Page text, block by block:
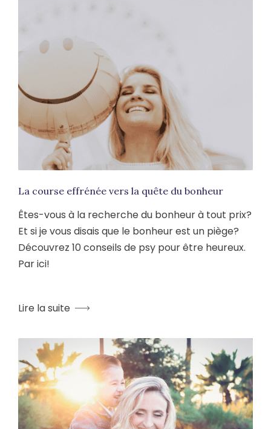
La course effrénée vers la quête du bonheur
Êtes-vous à la recherche du bonheur à tout prix?
Et si je vous disais que le bonheur est un piège?
Découvrez 10 conseils de psy pour être heureux.
Par ici!
Lire la suite